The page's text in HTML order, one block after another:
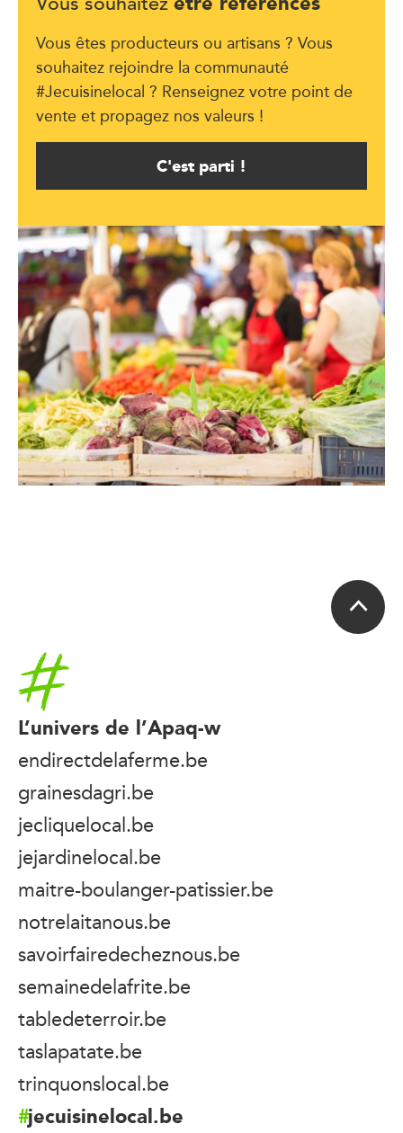
Vous souhaitez
Vous êtes producteurs ou artisans ? Vous
souhaitez rejoindre la communauté
#Jecuisinelocal ? Renseignez votre point de
vente et propagez nos valeurs !
C'est parti !
Accueil
L’univers de l’Apaq-w
endirectdelaferme.be
grainesdagri.be
jecliquelocal.be
jejardinelocal.be
maitre-boulanger-patissier.be
notrelaitanous.be
savoirfairedecheznous.be
semainedelafrite.be
tabledeterroir.be
taslapatate.be
trinquonslocal.be
jecuisinelocal.be